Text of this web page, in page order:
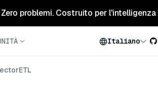
problemi. Costruito per
Italiano